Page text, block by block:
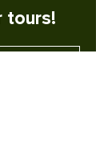
tours!